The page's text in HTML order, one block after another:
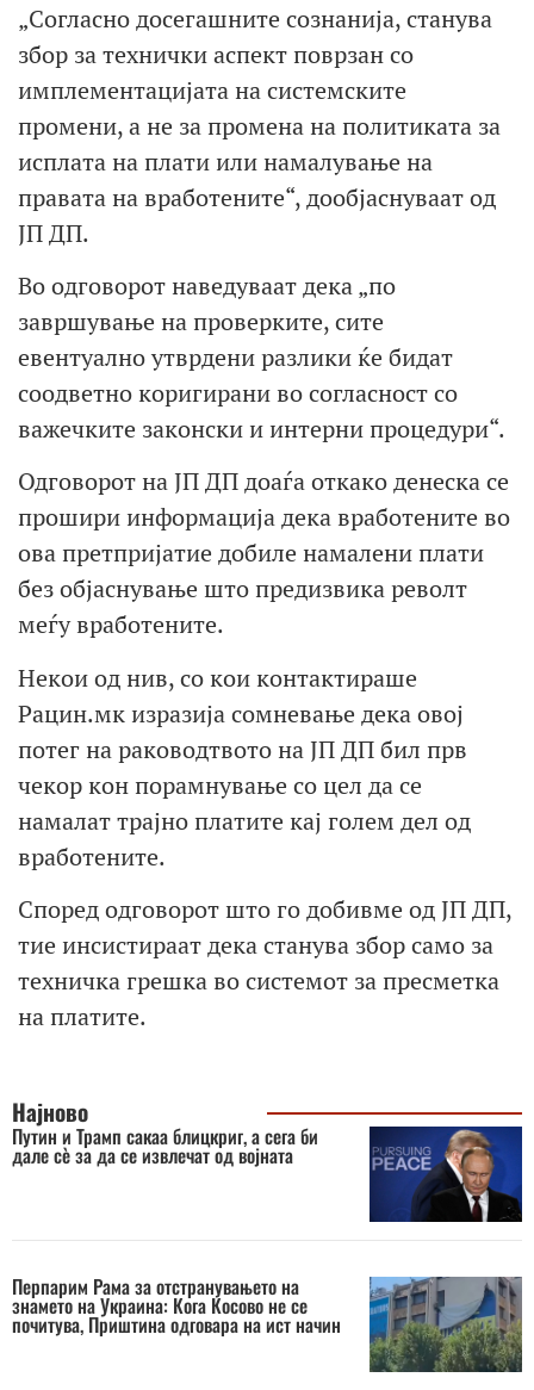
„Согласно досегашните сознанија, станува
збор за технички аспект поврзан со
имплементацијата на системските
промени, а не за промена на политиката за
исплата на плати или намалување на
правата на вработените“, дообјаснуваат од
ЈП ДП.
Во одговорот наведуваат дека „по
завршување на проверките, сите
евентуално утврдени разлики ќе бидат
соодветно коригирани во согласност со
важечките законски и интерни процедури“.
Одговорот на ЈП ДП доаѓа откако денеска се
прошири информација дека вработените во
ова претпријатие добиле намалени плати
без објаснување што предизвика револт
меѓу вработените.
Некои од нив, со кои контактираше
Рацин.мк изразија сомневање дека овој
потег на раководтвото на ЈП ДП бил прв
чекор кон порамнување со цел да се
намалат трајно платите кај голем дел од
вработените.
Според одговорот што го добивме од ЈП ДП,
тие инсистираат дека станува збор само за
техничка грешка во системот за пресметка
на платите.
Најново
Путин и Трамп сакаа блицкриг, a сега би
дале сè за да се извлечат од војната
Перпарим Рама за отстранувањето на
знамето на Украина: Кога Косово не се
почитува, Приштина одговара на ист начин